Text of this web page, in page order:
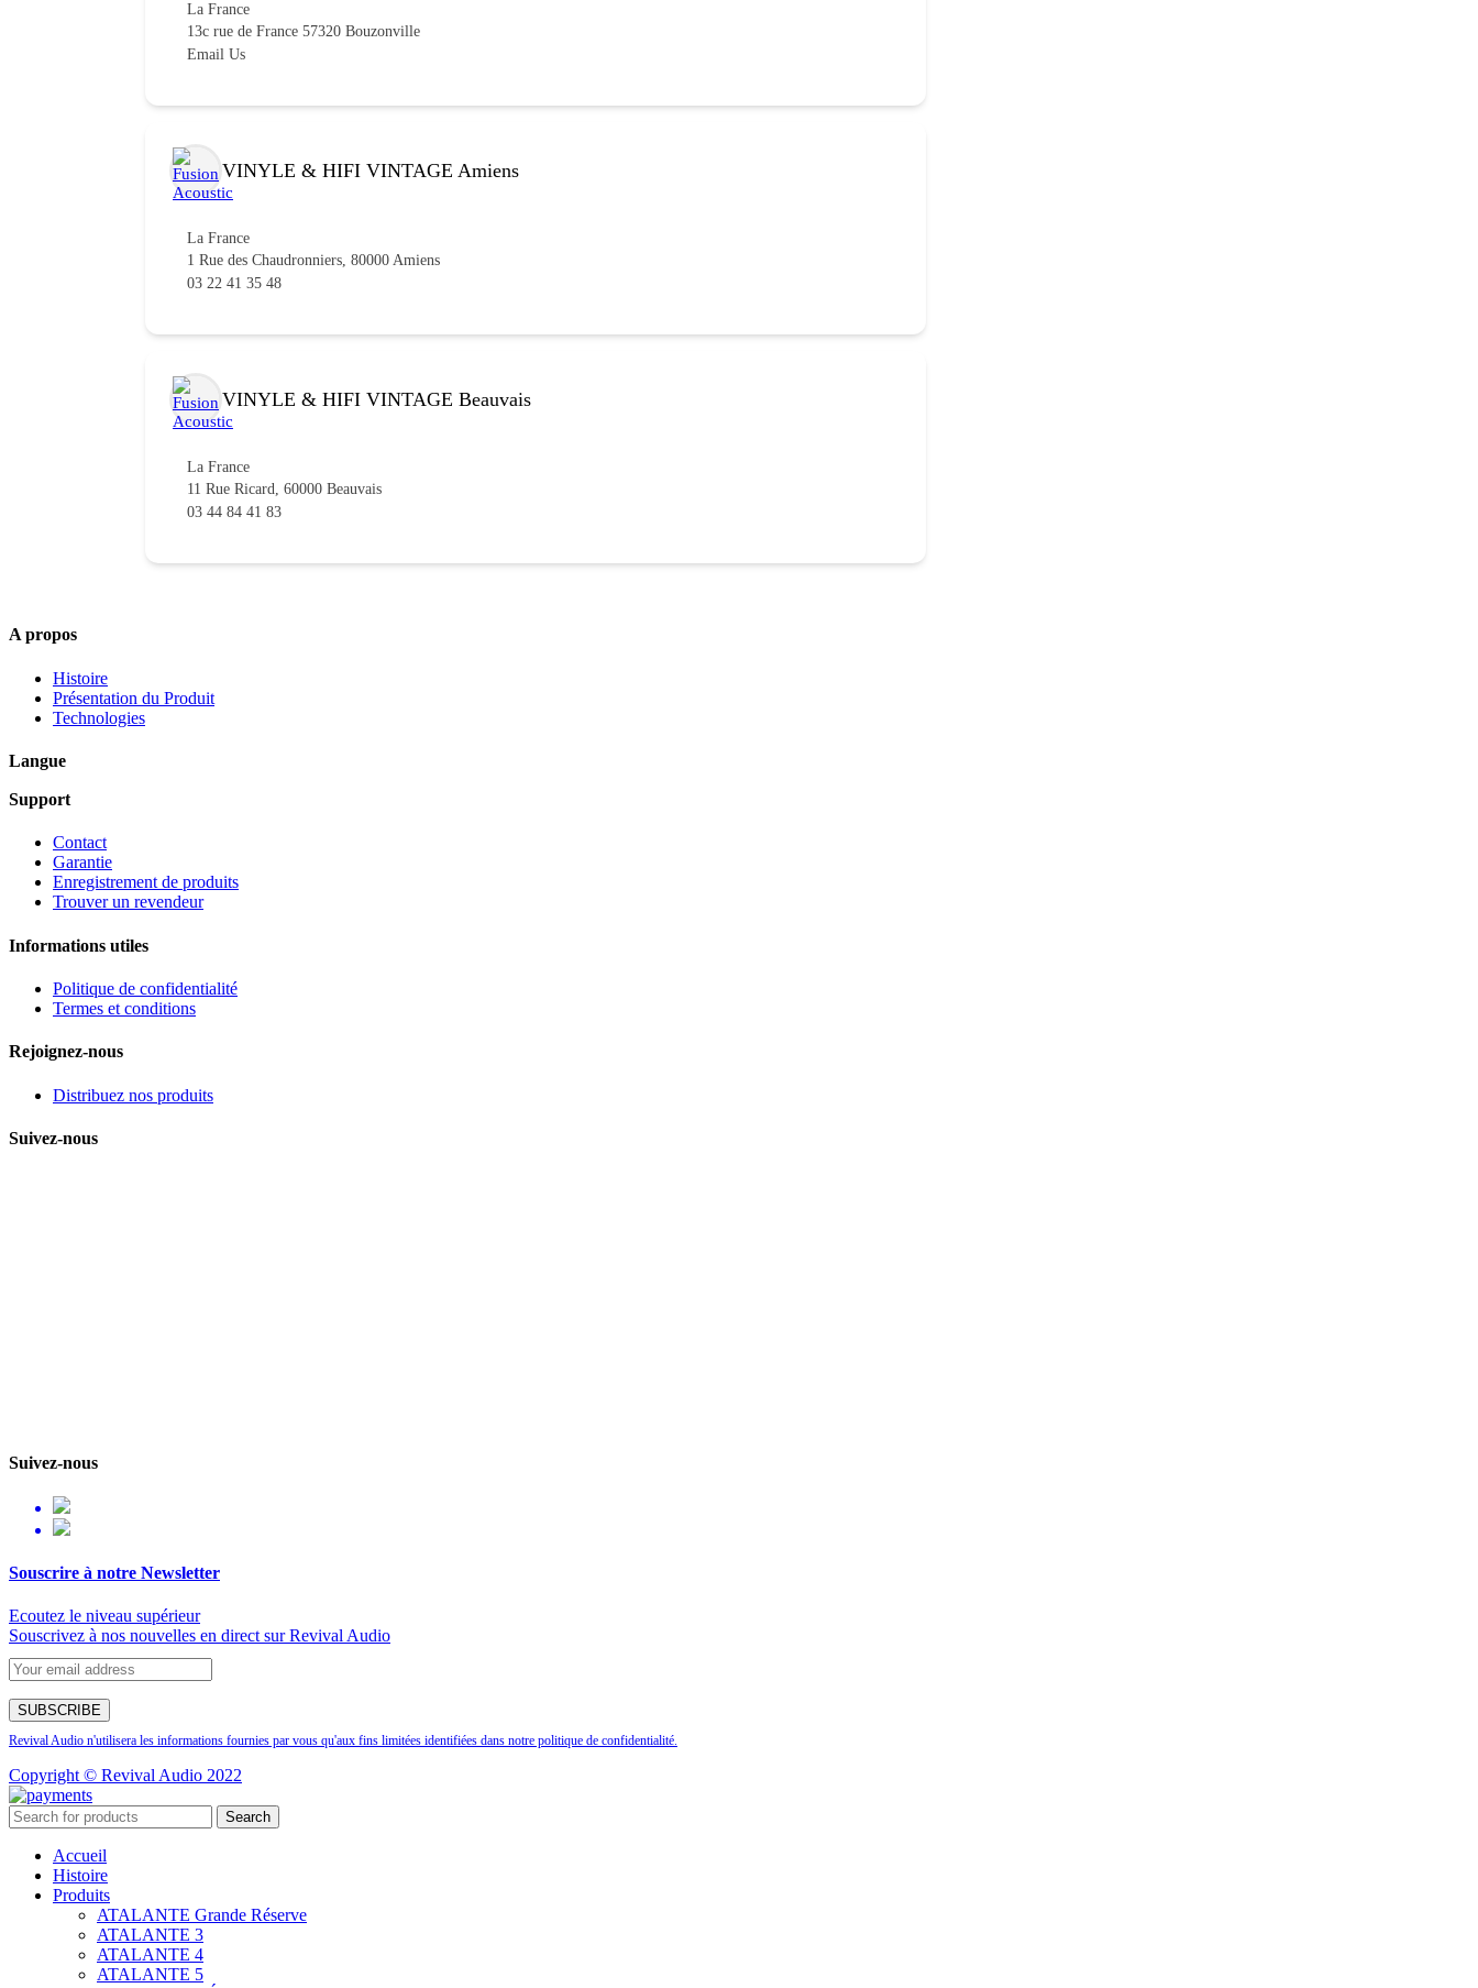
La France
13c rue de France 57320 Bouzonville
Email Us
VINYLE & HIFI VINTAGE Amiens
La France
1 Rue des Chaudronniers, 80000 Amiens
03 22 41 35 48
VINYLE & HIFI VINTAGE Beauvais
La France
11 Rue Ricard, 60000 Beauvais
03 44 84 41 83
A propos
Histoire
Présentation du Produit
Technologies
Langue
Support
Contact
Garantie
Enregistrement de produits
Trouver un revendeur
Informations utiles
Politique de confidentialité
Termes et conditions
Rejoignez-nous
Distribuez nos produits
Suivez-nous
Suivez-nous
Souscrire à notre Newsletter
Ecoutez le niveau supérieur
Souscrivez à nos nouvelles en direct sur Revival Audio
Revival Audio n'utilisera les informations fournies par vous qu'aux fins limitées identifiées dans notre politique de confidentialité.
Copyright © Revival Audio 2022
Search
Accueil
Histoire
Produits
ATALANTE Grande Réserve
ATALANTE 3
ATALANTE 4
ATALANTE 5